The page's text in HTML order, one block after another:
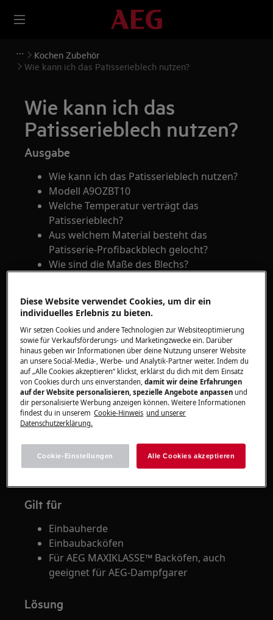
Kochen Zubehör
Wie kann ich das Patisserieblech nutzen?
Wie kann ich das
Patisserieblech nutzen?
Ausgabe
Wie kann ich das Patisserieblech nutzen?
Modell A9OZBT10
Welche Temperatur verträgt das
Patisserieblech?
Aus welchem Material besteht das
Patisserie-Profibackblech gelocht?
Wie sind die Maße des Blechs?
Gilt für
Einbauherde
Einbaubacköfen
Für AEG MAXIKLASSE™ Backöfen, auch
geeignet für AEG-Dampfgarer
Lösung
Diese Website verwendet Cookies, um dir ein
individuelles Erlebnis zu bieten.
Wir setzen Cookies und andere Technologien zur Websiteoptimierung
sowie für Verkaufsförderungs- und Marketingzwecke ein. Darüber
hinaus geben wir Informationen über deine Nutzung unserer Website
an unsere Social-Media-, Werbe- und Analytik-Partner weiter. Indem du
auf „Alle Cookies akzeptieren“ klickst, erklärst du dich mit dem Einsatz
von Cookies durch uns einverstanden,damit wir deine Erfahrungen
auf der Website personalisieren, spezielle Angebote anpassen und
dir personalisierte Werbung anzeigen können. Weitere Informationen
findest du in unserem Cookie-Hinweis und unserer
Datenschutzerklärung.
Cookie-Einstellungen Alle Cookies akzeptieren